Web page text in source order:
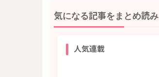
気になる記事をまとめ読み
人気連載